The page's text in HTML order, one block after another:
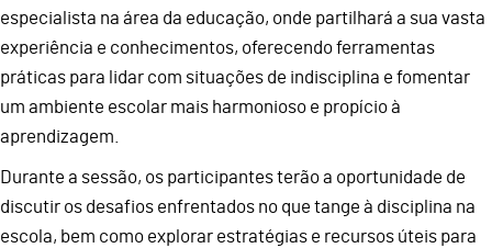
especialista na área da educação, onde partilhará a sua vasta
experiência e conhecimentos, oferecendo ferramentas
práticas para lidar com situações de indisciplina e fomentar
um ambiente escolar mais harmonioso e propício à
aprendizagem.
Durante a sessão, os participantes terão a oportunidade de
discutir os desafios enfrentados no que tange à disciplina na
escola, bem como explorar estratégias e recursos úteis para